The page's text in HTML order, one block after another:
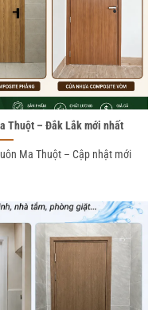
Thuột – Đắk Lắk mới nhất
Ma Thuột – Cập nhật mới